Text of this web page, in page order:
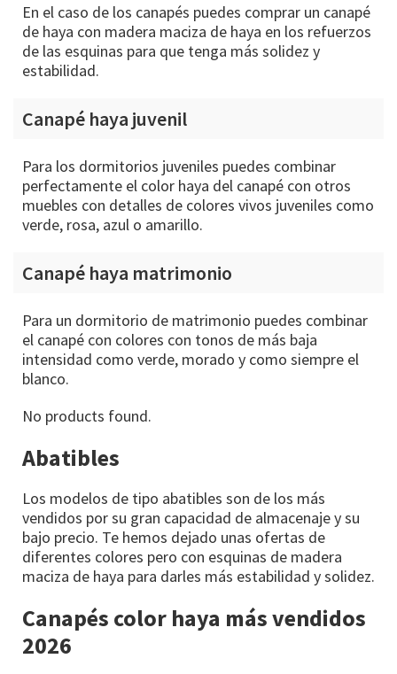
En el caso de los canapés puedes comprar un canapé
de haya con madera maciza de haya en los refuerzos
de las esquinas para que tenga más solidez y
estabilidad.
Canapé haya juvenil
Para los dormitorios juveniles puedes combinar
perfectamente el color haya del canapé con otros
muebles con detalles de colores vivos juveniles como
verde, rosa, azul o amarillo.
Canapé haya matrimonio
Para un dormitorio de matrimonio puedes combinar
el canapé con colores con tonos de más baja
intensidad como verde, morado y como siempre el
blanco.
No products found.
Abatibles
Los modelos de tipo abatibles son de los más
vendidos por su gran capacidad de almacenaje y su
bajo precio. Te hemos dejado unas ofertas de
diferentes colores pero con esquinas de madera
maciza de haya para darles más estabilidad y solidez.
Canapés color haya más vendidos
2026